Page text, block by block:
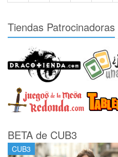
Tiendas Patrocinadoras
BETA de CUB3
CUB3